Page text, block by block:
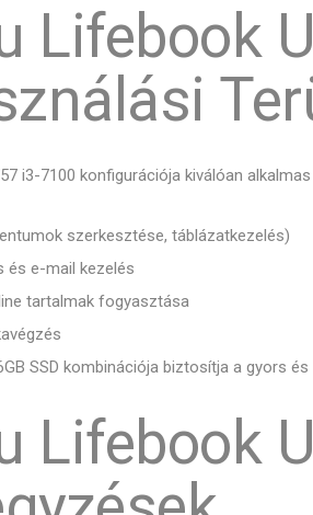
Lifebook
i3-7100 konfigurációja kiválóan
szerkesztése, táblázatkezelés)
és e-mail kezelés
tartalmak fogyasztása
SSD kombinációja biztosítja a gyors
Lifebook